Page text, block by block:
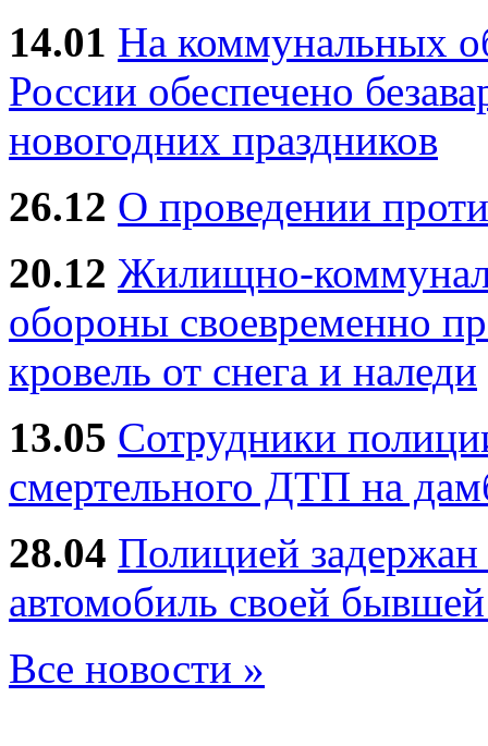
14.01 На коммунальных
России обеспечено
новогодних праздников
26.12 О проведении
20.12 Жилищно-
обороны своевременно
кровель от снега и наледи
13.05 Сотрудники
смертельного ДТП на
28.04 Полицией
автомобиль своей
Все новости »